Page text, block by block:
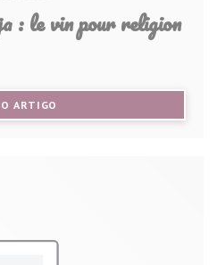
: le vin pour religion
ARTIGO